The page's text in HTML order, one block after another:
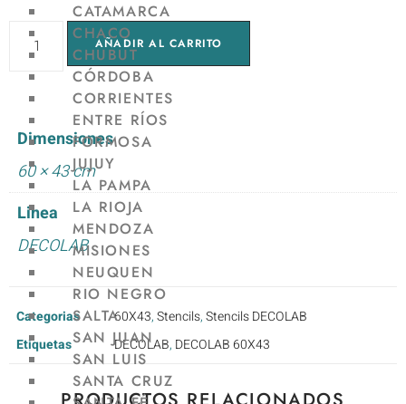
CATAMARCA
CHACO
CHUBUT
CÓRDOBA
CORRIENTES
ENTRE RÍOS
FORMOSA
JUJUY
LA PAMPA
LA RIOJA
MENDOZA
MISIONES
NEUQUEN
RIO NEGRO
SALTA
SAN JUAN
SAN LUIS
SANTA CRUZ
AÑADIR AL CARRITO
Dimensiones
60 × 43 cm
Linea
DECOLAB
Categorias 60X43,Stencils,Stencils DECOLAB
Etiquetas
DECOLAB, DECOLAB 60X43